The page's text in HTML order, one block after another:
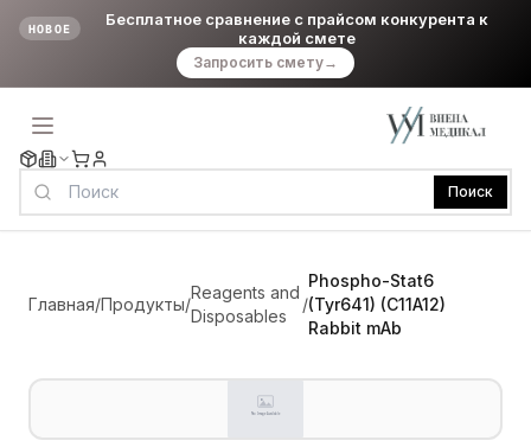
НОВОЕ
Бесплатное сравнение с прайсом конкурента к
каждой смете
Запросить смету→
Поиск
Главная/Продукты/
Reagents and
Disposables
/
Phospho-Stat6
(Tyr641) (C11A12)
Rabbit mAb